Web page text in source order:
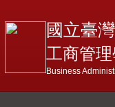
國立臺
工商管
Business